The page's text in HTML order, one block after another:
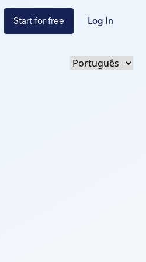
Start for free Log In